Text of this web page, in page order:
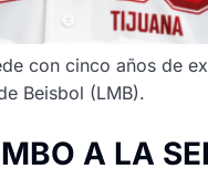
con cinco años de
Beisbol (LMB).
A LA